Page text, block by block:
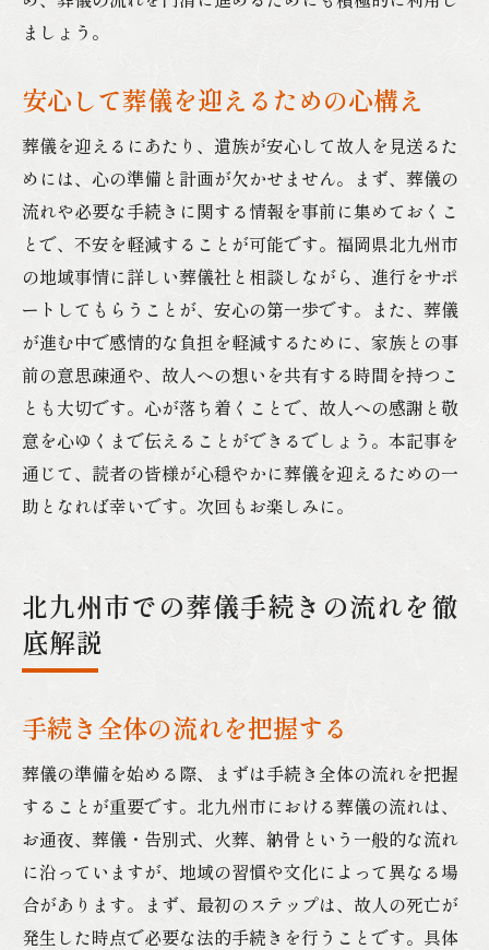
ましょう。
安心して葬儀を迎えるための心構え
葬儀を迎えるにあたり、遺族が安心して故人を見送るた
めには、心の準備と計画が欠かせません。まず、葬儀の
流れや必要な手続きに関する情報を事前に集めておくこ
とで、不安を軽減することが可能です。福岡県北九州市
の地域事情に詳しい葬儀社と相談しながら、進行をサポ
ートしてもらうことが、安心の第一歩です。また、葬儀
が進む中で感情的な負担を軽減するために、家族との事
前の意思疎通や、故人への想いを共有する時間を持つこ
とも大切です。心が落ち着くことで、故人への感謝と敬
意を心ゆくまで伝えることができるでしょう。本記事を
通じて、読者の皆様が心穏やかに葬儀を迎えるための一
助となれば幸いです。次回もお楽しみに。
北九州市での葬儀手続きの流れを徹
底解説
手続き全体の流れを把握する
葬儀の準備を始める際、まずは手続き全体の流れを把握
することが重要です。北九州市における葬儀の流れは、
お通夜、葬儀・告別式、火葬、納骨という一般的な流れ
に沿っていますが、地域の習慣や文化によって異なる場
合があります。まず、最初のステップは、故人の死亡が
発生した時点で必要な法的手続きを行うことです。具体